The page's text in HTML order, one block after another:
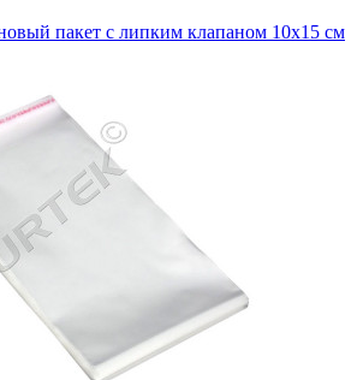
пакет с липким клапаном 10х15 см